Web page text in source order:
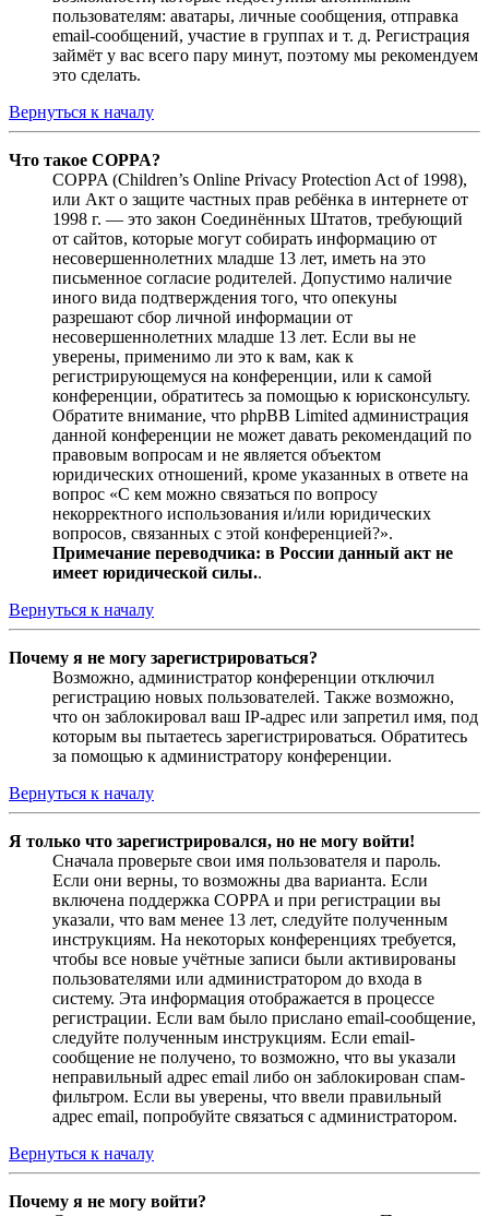
пользователям: аватары, личные сообщения, отправка
email-сообщений, участие в группах и т. д. Регистрация
займёт у вас всего пару минут, поэтому мы рекомендуем
это сделать.
Вернуться к началу
Что такое COPPA?
COPPA (Children’s Online Privacy Protection Act of 1998),
или Акт о защите частных прав ребёнка в интернете от
1998 г. — это закон Соединённых Штатов, требующий
от сайтов, которые могут собирать информацию от
несовершеннолетних младше 13 лет, иметь на это
письменное согласие родителей. Допустимо наличие
иного вида подтверждения того, что опекуны
разрешают сбор личной информации от
несовершеннолетних младше 13 лет. Если вы не
уверены, применимо ли это к вам, как к
регистрирующемуся на конференции, или к самой
конференции, обратитесь за помощью к юрисконсульту.
Обратите внимание, что phpBB Limited администрация
данной конференции не может давать рекомендаций по
правовым вопросам и не является объектом
юридических отношений, кроме указанных в ответе на
вопрос «С кем можно связаться по вопросу
некорректного использования и/или юридических
вопросов, связанных с этой конференцией?».
Примечание переводчика: в России данный акт не
имеет юридической силы..
Вернуться к началу
Почему я не могу зарегистрироваться?
Возможно, администратор конференции отключил
регистрацию новых пользователей. Также возможно,
что он заблокировал ваш IP-адрес или запретил имя, под
которым вы пытаетесь зарегистрироваться. Обратитесь
за помощью к администратору конференции.
Вернуться к началу
Я только что зарегистрировался, но не могу войти!
Сначала проверьте свои имя пользователя и пароль.
Если они верны, то возможны два варианта. Если
включена поддержка COPPA и при регистрации вы
указали, что вам менее 13 лет, следуйте полученным
инструкциям. На некоторых конференциях требуется,
чтобы все новые учётные записи были активированы
пользователями или администратором до входа в
систему. Эта информация отображается в процессе
регистрации. Если вам было прислано email-сообщение,
следуйте полученным инструкциям. Если email-
сообщение не получено, то возможно, что вы указали
неправильный адрес email либо он заблокирован спам-
фильтром. Если вы уверены, что ввели правильный
адрес email, попробуйте связаться с администратором.
Вернуться к началу
Почему я не могу войти?